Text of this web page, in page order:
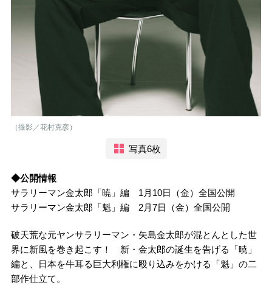
（撮影／花村克彦）
写真6枚
◆公開情報
サラリーマン金太郎「暁」編 1月10日（金）全国公開
サラリーマン金太郎「魁」編 2月7日（金）全国公開
破天荒な元ヤンサラリーマン・矢島金太郎が混とんとした世
界に新風を巻き起こす！ 新・金太郎の誕生を告げる「暁」
編と、日本を牛耳る巨大利権に殴り込みをかける「魁」の二
部作仕立て。